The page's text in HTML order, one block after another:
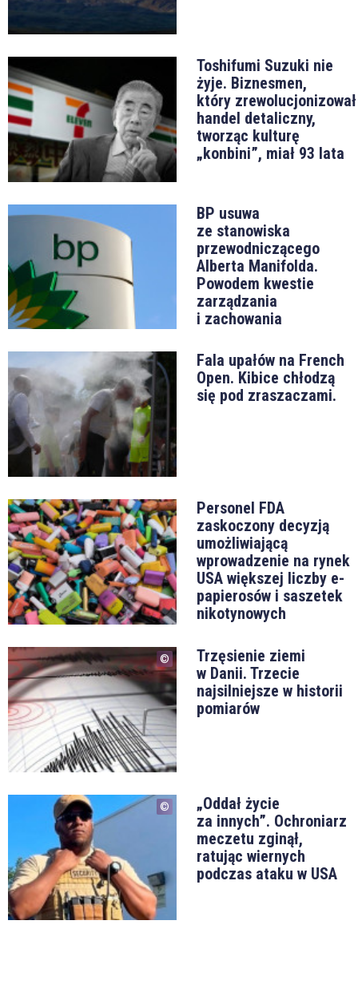
Toshifumi Suzuki nie
żyje. Biznesmen,
który zrewolucjonizował
handel detaliczny,
tworząc kulturę
„konbini”, miał 93 lata
BP usuwa
ze stanowiska
przewodniczącego
Alberta Manifolda.
Powodem kwestie
zarządzania
i zachowania
Fala upałów na French
Open. Kibice chłodzą
się pod zraszaczami.
Personel FDA
zaskoczony decyzją
umożliwiającą
wprowadzenie na rynek
USA większej liczby e-
papierosów i saszetek
nikotynowych
Trzęsienie ziemi
w Danii. Trzecie
najsilniejsze w historii
pomiarów
„Oddał życie
za innych”. Ochroniarz
meczetu zginął,
ratując wiernych
podczas ataku w USA